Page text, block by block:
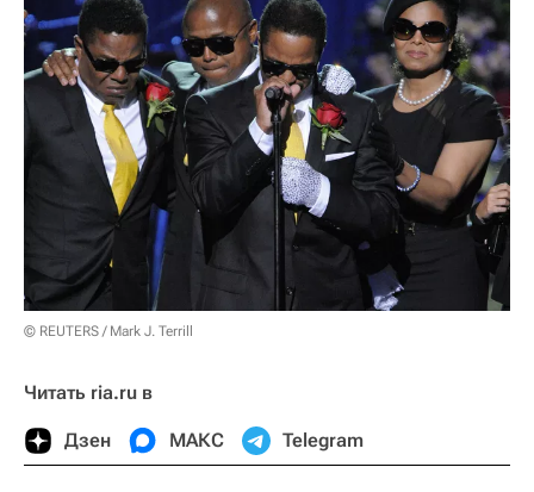
© REUTERS / Mark J. Terrill
Читать ria.ru в
Дзен МАКС Telegram